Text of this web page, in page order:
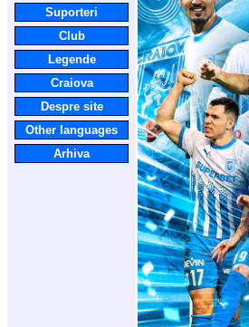
Suporteri
Club
Legende
Craiova
Despre site
Other languages
Arhiva